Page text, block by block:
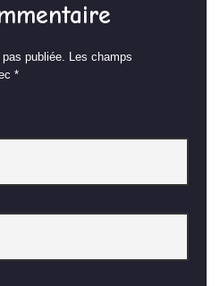
publiée. Les champs
*